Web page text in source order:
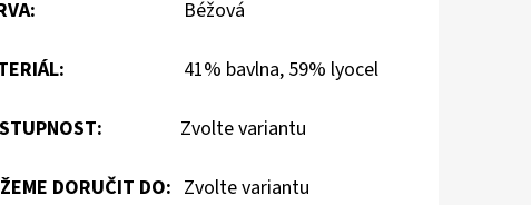
: Béžová
: 41% bavlna, 59% lyocel
Zvolte variantu
DORUČIT DO: Zvolte variantu